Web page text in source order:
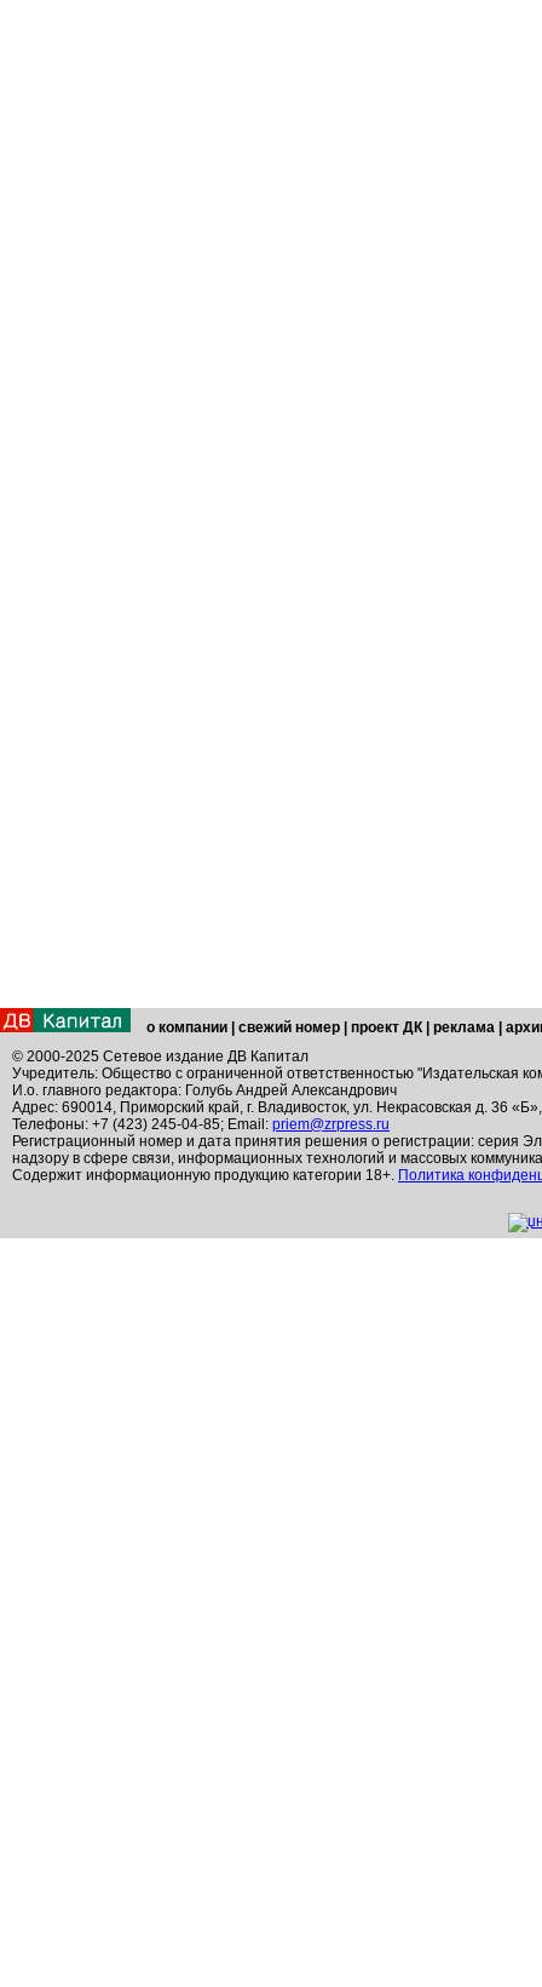
о компании свежий номер проект ДК реклама
© 2000-2025 Сетевое издание ДВ Капитал
Учредитель: Общество с ограниченной ответственностью "Издательская
И.о. главного редактора: Голубь Андрей Александрович
Адрес: 690014, Приморский край, г. Владивосток, ул. Некрасовская д. 36
Телефоны: +7 (423) 245-04-85; Email: priem@zrpress.ru
Регистрационный номер и дата принятия решения о регистрации: серия
надзору в сфере связи, информационных технологий и массовых
Содержит информационную продукцию категории 18+. Политика